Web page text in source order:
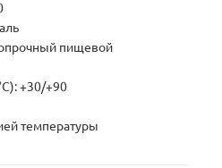
пищевой
+30/+90
температуры